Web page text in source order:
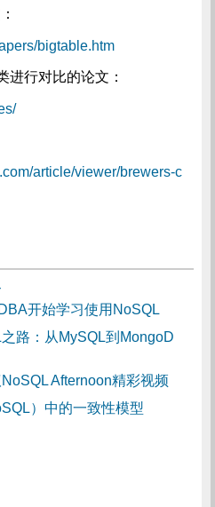
bigtable.htm
进行对比的论文：
article/viewer/brewers-c
开始学习使用NoSQL
路：从MySQL到MongoD
Afternoon精彩视频
）中的一致性模型